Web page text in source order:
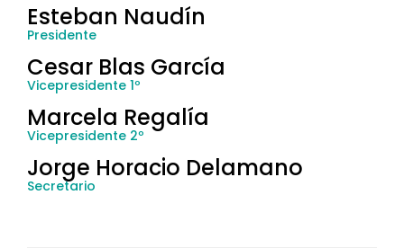
Esteban Naudín
Presidente
Cesar Blas García
Vicepresidente 1º
Marcela Regalía
Vicepresidente 2º
Jorge Horacio Delamano
Secretario